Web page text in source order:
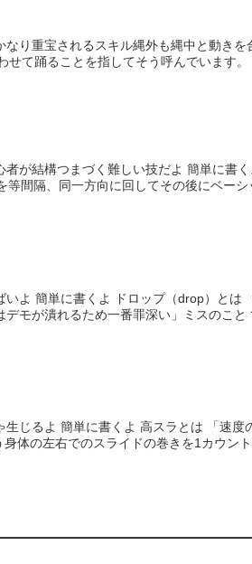
り重宝されるスキル縄外も縄中と動きを
て踊ることを指してそう呼んでいます
が結構つまづく難しい技だよ 簡単に書く
間隔、同一方向に回してその後にベー
よ 簡単に書くよ ドロップ（drop）とは
モが潰れるため一番罪深い」ミスのこと
じるよ 簡単に書くよ 高スラとは 「速度
体の左右でのスライドの巻きを1カウント